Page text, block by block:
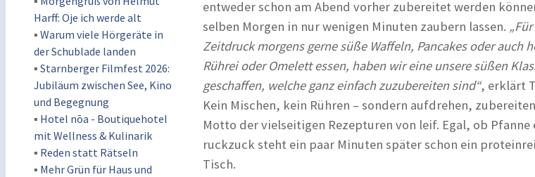
Harff: Oje ich werde alt
▪ Warum viele Hörgeräte in
der Schublade landen
▪ Starnberger Filmfest 2026:
Jubiläum zwischen See, Kino
und Begegnung
▪ Hotel nōa - Boutiquehotel
mit Wellness & Kulinarik
▪ Reden statt Rätseln
▪ Mehr Grün für Haus und
entweder schon am Abend vorher zubereitet werden
selben Morgen in nur wenigen Minuten zaubern lassen.
Zeitdruck morgens gerne süße Waffeln, Pancakes oder auch
Rührei oder Omelett essen, haben wir eine unsere süßen
geschaffen, welche ganz einfach zuzubereiten sind“, erklärt
Kein Mischen, kein Rühren – sondern aufdrehen,
Motto der vielseitigen Rezepturen von leif. Egal, ob Pfanne
ruckzuck steht ein paar Minuten später schon ein
Tisch.